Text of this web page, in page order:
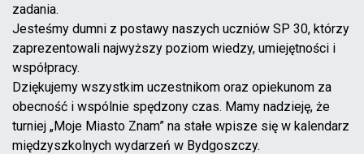
zadania.
Jesteśmy dumni z postawy naszych uczniów SP 30, którzy
zaprezentowali najwyższy poziom wiedzy, umiejętności i
współpracy.
Dziękujemy wszystkim uczestnikom oraz opiekunom za
obecność i wspólnie spędzony czas. Mamy nadzieję, że
turniej „Moje Miasto Znam” na stałe wpisze się w kalendarz
międzyszkolnych wydarzeń w Bydgoszczy.